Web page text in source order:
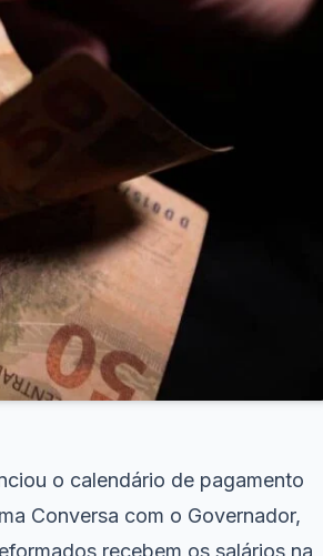
o calendário de pagamento
Conversa com o Governador,
recebem os salários na